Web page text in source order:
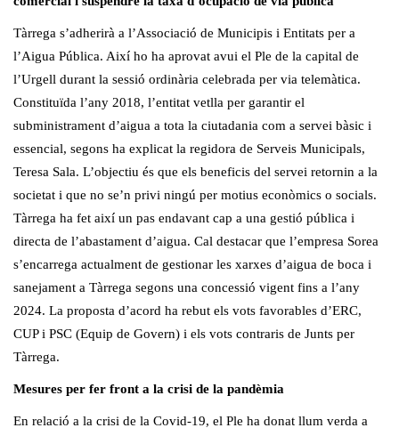
Tàrrega s’adherirà a l’Associació de Municipis i Entitats per a
l’Aigua Pública. Així ho ha aprovat avui el Ple de la capital de
l’Urgell durant la sessió ordinària celebrada per via telemàtica.
Constituïda l’any 2018, l’entitat vetlla per garantir el
subministrament d’aigua a tota la ciutadania com a servei bàsic i
essencial, segons ha explicat la regidora de Serveis Municipals,
Teresa Sala. L’objectiu és que els beneficis del servei retornin a la
societat i que no se’n privi ningú per motius econòmics o socials.
Tàrrega ha fet així un pas endavant cap a una gestió pública i
directa de l’abastament d’aigua. Cal destacar que l’empresa Sorea
s’encarrega actualment de gestionar les xarxes d’aigua de boca i
sanejament a Tàrrega segons una concessió vigent fins a l’any
2024. La proposta d’acord ha rebut els vots favorables d’ERC,
CUP i PSC (Equip de Govern) i els vots contraris de Junts per
Tàrrega.
Mesures per fer front a la crisi de la pandèmia
En relació a la crisi de la Covid-19, el Ple ha donat llum verda a